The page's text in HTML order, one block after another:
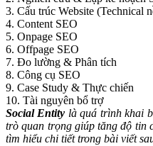
3. Cấu trúc Website (Technical
4. Content SEO
5. Onpage SEO
6. Offpage SEO
7. Đo lường & Phân tích
8. Công cụ SEO
9. Case Study & Thực chiến
10. Tài nguyên bổ trợ
Social Entity là quá trình khai
trò quan trọng giúp tăng độ tin
tìm hiểu chi tiết trong bài viết